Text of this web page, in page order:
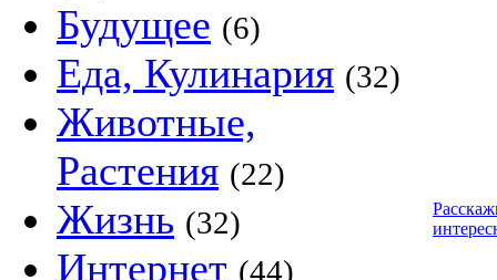
Будущее (6)
Еда, Кулинария (32)
Животные,
Растения (22)
Жизнь (32)
Интернет (44)